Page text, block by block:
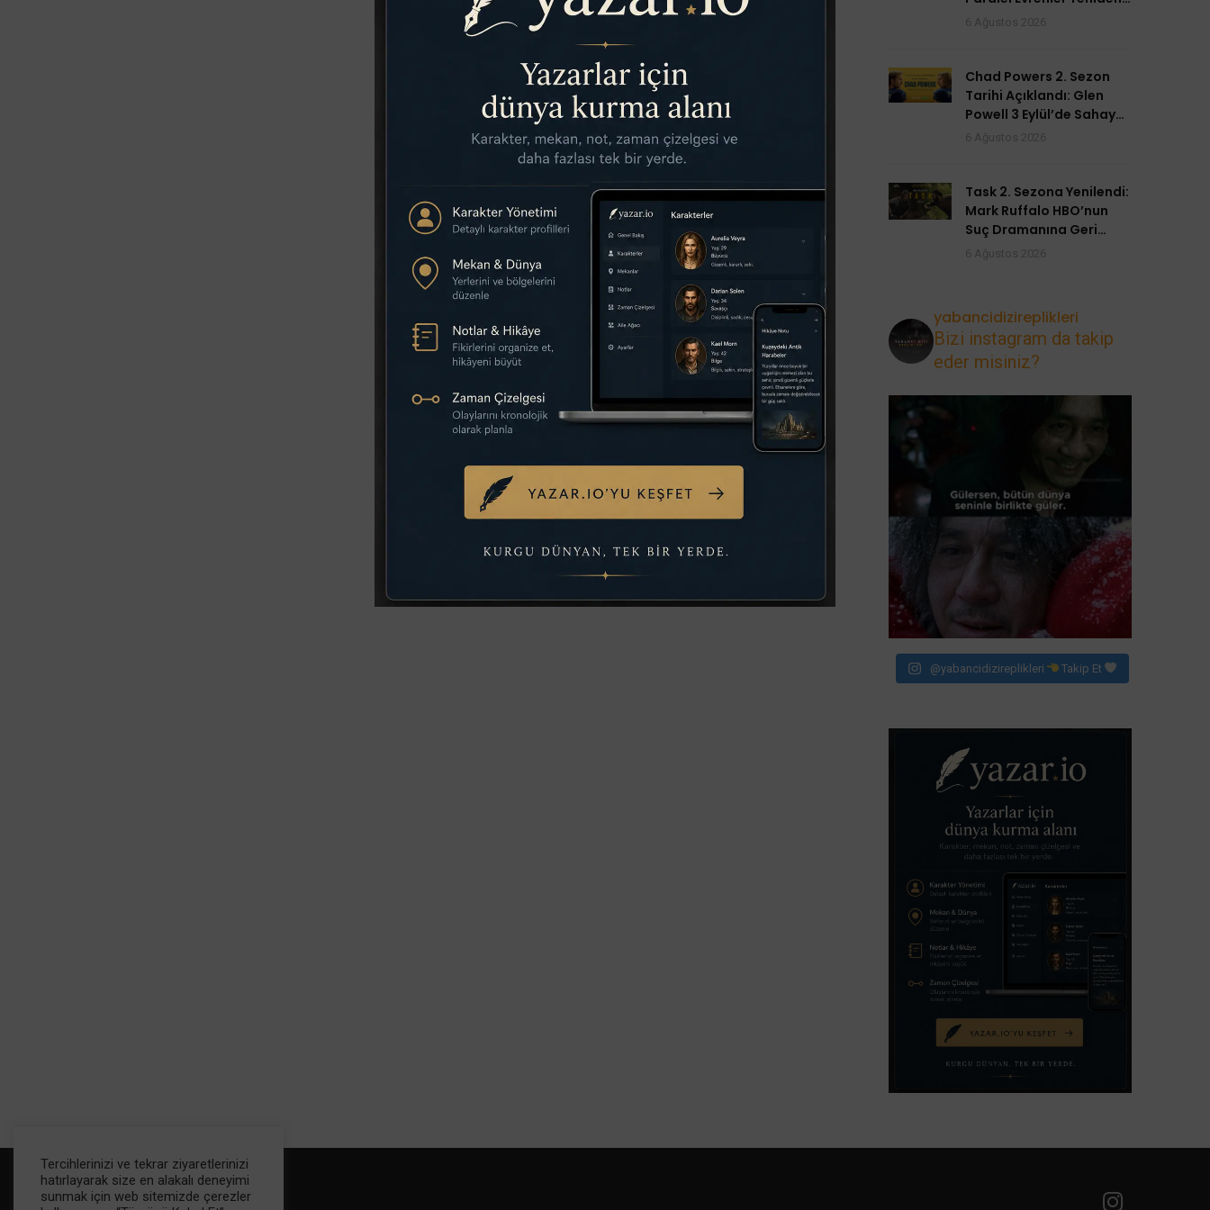
Chad Powers 2. Sezon
Tarihi Açıklandı: Glen
Powell 3 Eylül’de Sahaya
Task 2. Sezona Yenilendi:
Mark Ruffalo HBO’nun
Suç Dramanına Geri
yabancidizireplikleri
Bizi instagram da takip
eder misiniz?
@yabancidizireplikleri Takip Et
Tercihlerinizi ve tekrar ziyaretlerinizi
hatırlayarak size en alakalı deneyimi
sunmak için web sitemizde çerezler